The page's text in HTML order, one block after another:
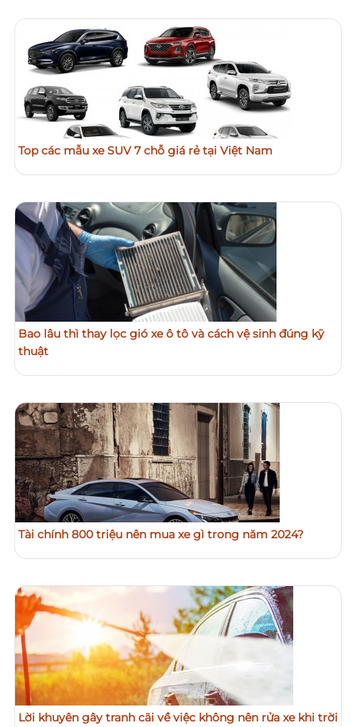
Top các mẫu xe SUV 7 chỗ giá rẻ tại Việt Nam
Bao lâu thì thay lọc gió xe ô tô và cách vệ sinh đúng kỹ
thuật
Tài chính 800 triệu nên mua xe gì trong năm 2024?
Lời khuyên gây tranh cãi về việc không nên rửa xe khi trời